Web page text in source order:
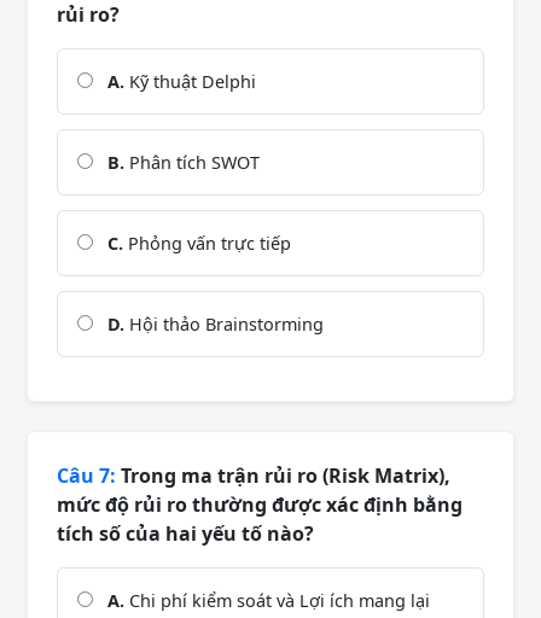
rủi ro?
A. Kỹ thuật Delphi
B. Phân tích SWOT
C. Phỏng vấn trực tiếp
D. Hội thảo Brainstorming
Câu 7: Trong ma trận rủi ro (Risk Matrix),
mức độ rủi ro thường được xác định bằng
tích số của hai yếu tố nào?
A. Chi phí kiểm soát và Lợi ích mang lại